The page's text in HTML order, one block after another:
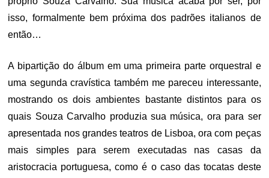
isso, formalmente bem próxima dos padrões italianos de
então…
A bipartição do álbum em uma primeira parte orquestral e
uma segunda cravística também me pareceu interessante,
mostrando os dois ambientes bastante distintos para os
quais Souza Carvalho produzia sua música, ora para ser
apresentada nos grandes teatros de Lisboa, ora com peças
mais simples para serem executadas nas casas da
aristocracia portuguesa, como é o caso das tocatas deste